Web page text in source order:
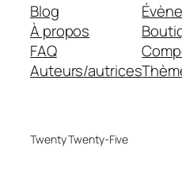
Blog
À propos
FAQ
Auteurs/autrices
Twenty Twenty-Five